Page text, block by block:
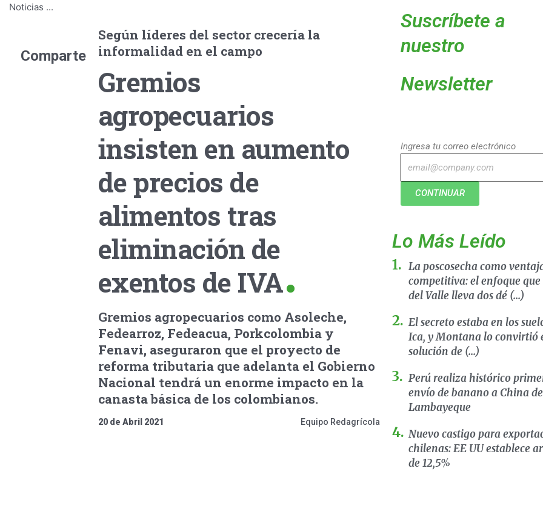
Noticias ...
Comparte
Según líderes del sector crecería la
informalidad en el campo
Gremios
agropecuarios
insisten en aumento
de precios de
alimentos tras
eliminación de
exentos de IVA
Gremios agropecuarios como Asoleche,
Fedearroz, Fedeacua, Porkcolombia y
Fenavi, aseguraron que el proyecto de
reforma tributaria que adelanta el Gobierno
Nacional tendrá un enorme impacto en la
canasta básica de los colombianos.
20 de Abril 2021 Equipo Redagrícola
Suscríbete a
nuestro
Newsletter
Ingresa tu correo electrónico
CONTINUAR
Lo Más Leído
La poscosecha como
competitiva: el enfoque que
del Valle lleva dos dé (...)
El secreto estaba en los
Ica, y Montana lo convirtió
solución de (...)
Perú realiza histórico
envío de banano a China
Lambayeque
Nuevo castigo para
chilenas: EE UU establece
de 12,5%